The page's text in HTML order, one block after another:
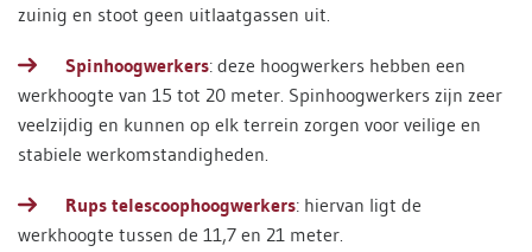
zuinig en stoot geen uitlaatgassen uit.
Spinhoogwerkers: deze hoogwerkers hebben een
werkhoogte van 15 tot 20 meter. Spinhoogwerkers zijn zeer
veelzijdig en kunnen op elk terrein zorgen voor veilige en
stabiele werkomstandigheden.
Rups telescoophoogwerkers: hiervan ligt de
werkhoogte tussen de 11,7 en 21 meter.